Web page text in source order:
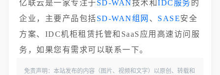
亿联云是一家专注于 SD-WAN技术和IDC服务 的
企业，主要产品包括SD-WAN组网 、 SASE安全
方案、IDC机柜租赁托管和SaaS应用高速访问服
务，如果您有需求可以联系一下。
免责声明：本站发布的内容（图片、视频和文字）以原创、转载和